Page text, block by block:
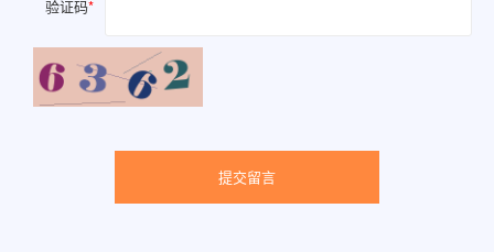
验证码*
提交留言